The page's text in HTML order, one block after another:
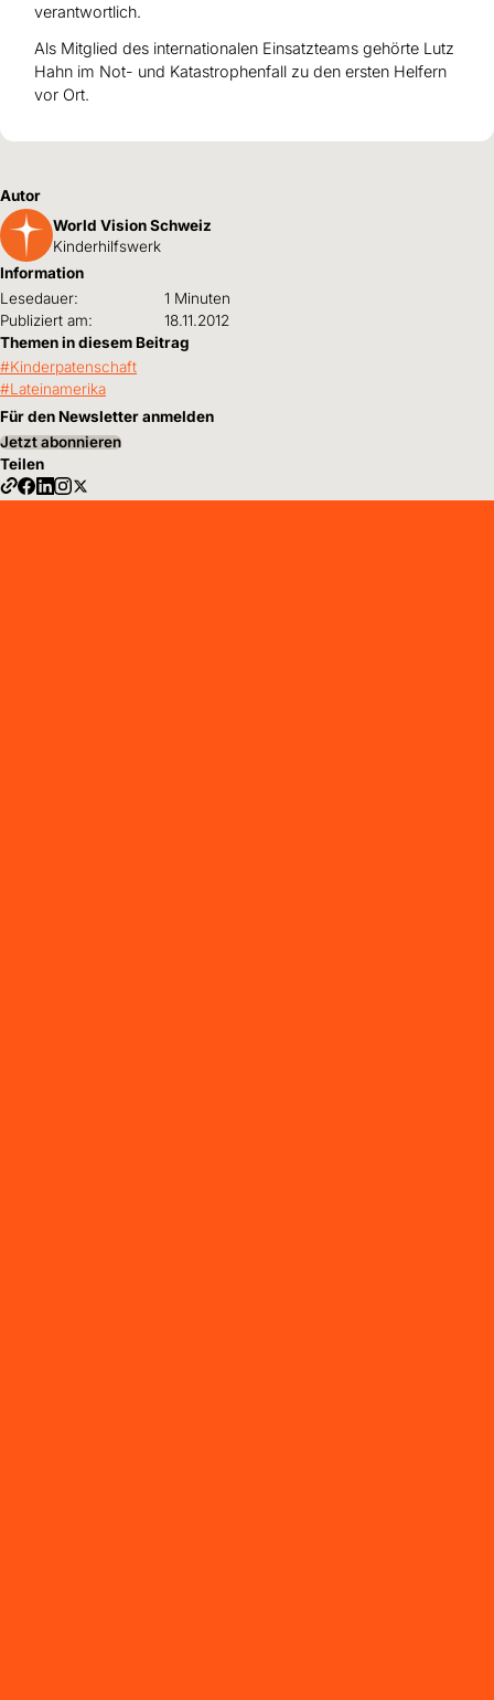
verantwortlich.
Als Mitglied des internationalen Einsatzteams gehörte Lutz
Hahn im Not- und Katastrophenfall zu den ersten Helfern
vor Ort.
Autor
World Vision Schweiz
Kinderhilfswerk
Information
Lesedauer:
1 Minuten
Publiziert am:
18.11.2012
Themen in diesem Beitrag
Kinderpatenschaft
Lateinamerika
Für den Newsletter anmelden
Jetzt abonnieren
Teilen